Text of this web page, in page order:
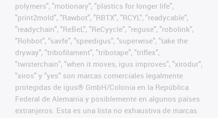
polymers", "motionary", "plastics for longer life",
"print2mold", "Rawbot", "RBTX", "RCYL", "readycable",
"readychain", "ReBeL", "ReCyycle", "reguse", "robolink",
"Rohbot", "savfe", "speedigus", "superwise", "take the
dryway", "tribofilament", "tribotape", "triflex",
"twisterchain", "when it moves, igus improves", "xirodur",
"xiros" y "yes" son marcas comerciales legalmente
protegidas de igus® GmbH/Colonia en la República
Federal de Alemania y posiblemente en algunos países
extranjeros. Esta es una lista no exhaustiva de marcas